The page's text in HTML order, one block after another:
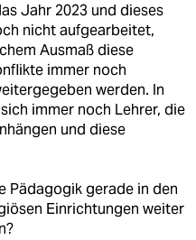
Jahr 2023 und dieses
nicht aufgearbeitet,
Ausmaß diese
immer noch
werden. In
immer noch Lehrer, die
und diese
Pädagogik gerade in den
Einrichtungen weiter